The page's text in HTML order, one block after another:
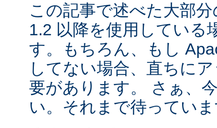
この記事で述べた大部
1.2 以降を使用している
す。もちろん、もし
してない場合、直ちに
要があります。 さぁ、
い。それまで待ってい